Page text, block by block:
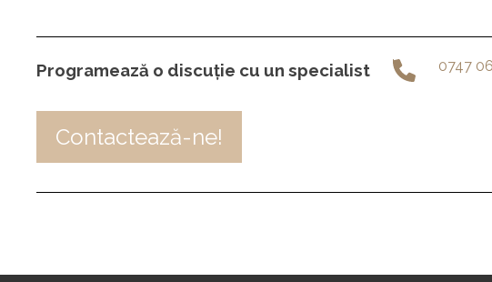
Programează o discuție cu un specialist 0747
Contactează-ne!